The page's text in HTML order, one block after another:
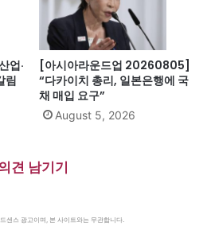
업·
림
[아시아라운드업 20260805]
“다카이치 총리, 일본은행에 국
채 매입 요구”
August 5, 2026
견 남기기
센스 광고이며, 본 사이트와는 무관합니다.